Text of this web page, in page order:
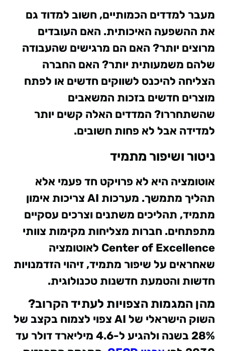
מעבר למדדים הכמותיים, חשוב למדוד גם
את ההשפעה האיכותית. האם העובדים
מרוצים יותר? האם הם מרגישים שהעבודה
שלהם משמעותית יותר? האם החברה
הצליחה להיכנס לשווקים חדשים או לפתח
מוצרים חדשים בזכות המשאבים
שהשתחררו? המדדים האלה קשים יותר
למדידה אבל לא פחות חשובים.
ניטור ושיפור מתמיד
אוטומציה היא לא פרויקט חד פעמי אלא
תהליך מתמשך. מערכות AI צריכות אימון
מתמיד, תהליכים משתנים וצרכים עסקיים
מתפתחים. חברות מצליחות מקימות צוותי
Center of Excellence לאוטומציה
שאחראים על שיפור מתמיד, זיהוי הזדמנויות
חדשות והטמעת חדשנות טכנולוגית.
מהן המגמות הצפויות לעתיד הקרוב?
השוק הישראלי של AI צפוי לצמוח בקצב של
28% בשנה ולהגיע ל-4.6 מיליארד דולר עד